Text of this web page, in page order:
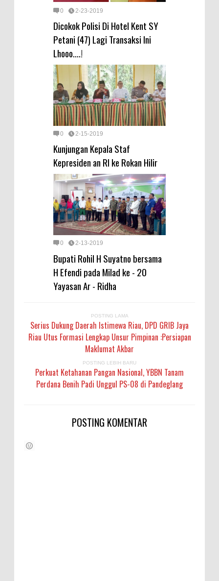
0 2-23-2019
Dicokok Polisi Di Hotel Kent SY
Petani (47) Lagi Transaksi Ini
Lhooo....!
0 2-15-2019
Kunjungan Kepala Staf
Kepresiden an RI ke Rokan Hilir
0 2-13-2019
Bupati Rohil H Suyatno bersama
H Efendi pada Milad ke - 20
Yayasan Ar - Ridha
POSTING LAMA
Serius Dukung Daerah Istimewa Riau, DPD GRIB Jaya
Riau Utus Formasi Lengkap Unsur Pimpinan :Persiapan
Maklumat Akbar
POSTING LEBIH BARU
Perkuat Ketahanan Pangan Nasional, YBBN Tanam
Perdana Benih Padi Unggul PS-08 di Pandeglang
POSTING KOMENTAR